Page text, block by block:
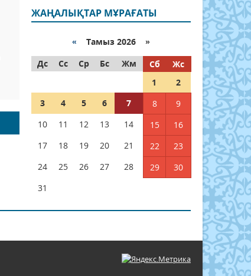
ЖАҢАЛЫҚТАР МҰРАҒАТЫ
« Тамыз 2026 »
Дс
Сс Ср Бс Жм Сб
Жс
1
2
3
4 5 6 7 8
9
10
11 12 13 14 15
16
17
18 19 20 21 22
23
24
25 26 27 28 29
30
31